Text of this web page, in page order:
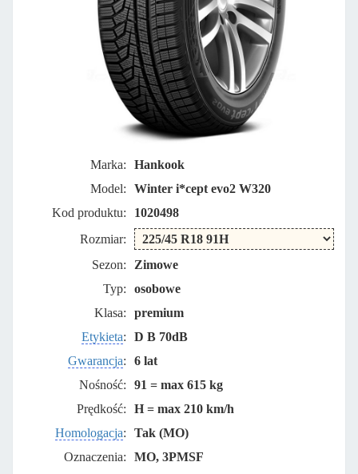
Marka:
Hankook
Model:
Winter i*cept evo2 W320
Kod produktu:
1020498
Rozmiar:
Sezon:
Zimowe
Typ:
osobowe
Klasa:
premium
Etykieta:
D B 70dB
Gwarancja:
6 lat
Nośność:
91 = max 615 kg
Prędkość:
H = max 210 km/h
Homologacja:
Tak (MO)
Oznaczenia:
MO, 3PMSF